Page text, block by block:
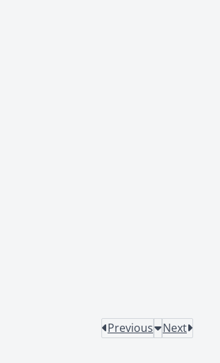
Previous Next